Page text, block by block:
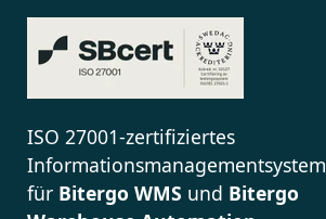
ISO 27001-zertifiziertes
Informationsmanagementsystem
für Bitergo WMS und Bitergo